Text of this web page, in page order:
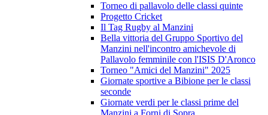
Torneo di pallavolo delle classi quinte
Progetto Cricket
Il Tag Rugby al Manzini
Bella vittoria del Gruppo Sportivo del
Manzini nell'incontro amichevole di
Pallavolo femminile con l'ISIS D'Aronco
Torneo "Amici del Manzini" 2025
Giornate sportive a Bibione per le classi
seconde
Giornate verdi per le classi prime del